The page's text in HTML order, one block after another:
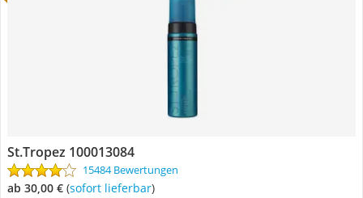
St.Tropez 100013084
15484 Bewertungen
ab 30,00 € ( Sofort lieferbar)